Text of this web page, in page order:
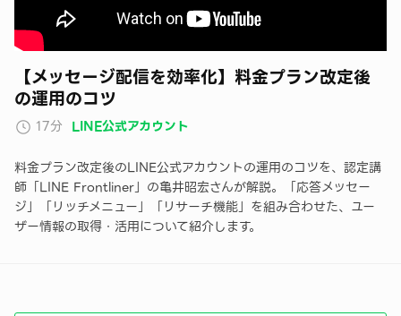
【メッセージ配信を効率化】料金プラン改定後
の運用のコツ
17分 LINE公式アカウント
料金プラン改定後のLINE公式アカウントの運用のコツを、認定講
師「LINE Frontliner」の亀井昭宏さんが解説。「応答メッセー
ジ」「リッチメニュー」「リサーチ機能」を組み合わせた、ユー
ザー情報の取得・活用について紹介します。